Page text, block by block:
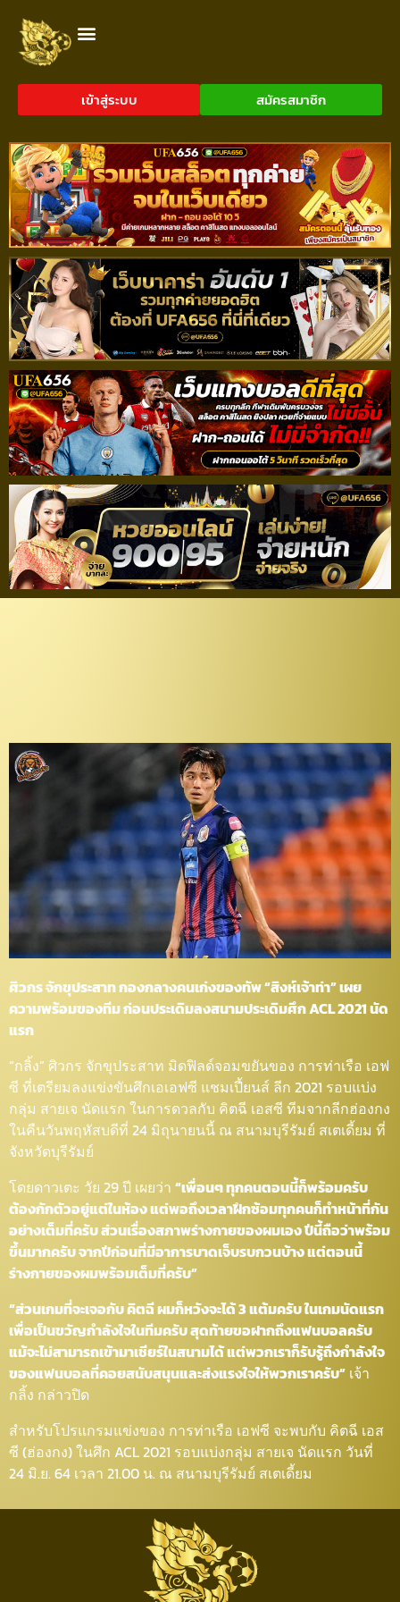
เข้าสู่ระบบ สมัครสมาชิก
ศิวกร จักขุประสาท กองกลางคนเก่งของทัพ “สิงห์เจ้าท่า” เผย
ความพร้อมของทีม ก่อนประเดิมลงสนามประเดิมศึก ACL 2021 นัด
แรก
“กลิ้ง” ศิวกร จักขุประสาท มิดฟิลด์จอมขยันของ การท่าเรือ เอฟ
ซี ที่เตรียมลงแข่งขันศึกเอเอฟซี แชมเปี้ยนส์ ลีก 2021 รอบแบ่ง
กลุ่ม สายเจ นัดแรก ในการดวลกับ คิตฉี เอสซี ทีมจากลีกฮ่องกง
ในคืนวันพฤหัสบดีที่ 24 มิถุนายนนี้ ณ สนามบุรีรัมย์ สเตเดี้ยม ที่
จังหวัดบุรีรัมย์
โดยดาวเตะ วัย 29 ปี เผยว่า “เพื่อนๆ ทุกคนตอนนี้ก็พร้อมครับ
ต้องกักตัวอยู่แต่ในห้อง แต่พอถึงเวลาฝึกซ้อมทุกคนก็ทำหน้าที่กัน
อย่างเต็มที่ครับ ส่วนเรื่องสภาพร่างกายของผมเอง ปีนี้ถือว่าพร้อม
ขึ้นมากครับ จากปีก่อนที่มีอาการบาดเจ็บรบกวนบ้าง แต่ตอนนี้
ร่างกายของผมพร้อมเต็มที่ครับ”
“ส่วนเกมที่จะเจอกับ คิตฉี ผมก็หวังจะได้ 3 แต้มครับ ในเกมนัดแรก
เพื่อเป็นขวัญกำลังใจในทีมครับ สุดท้ายขอฝากถึงแฟนบอลครับ
แม้จะไม่สามารถเข้ามาเชียร์ในสนามได้ แต่พวกเราก็รับรู้ถึงกำลังใจ
ของแฟนบอลที่คอยสนับสนุนและส่งแรงใจให้พวกเราครับ” เจ้า
กลิ้ง กล่าวปิด
สำหรับโปรแกรมแข่งของ การท่าเรือ เอฟซี จะพบกับ คิตฉี เอส
ซี (ฮ่องกง) ในศึก ACL 2021 รอบแบ่งกลุ่ม สายเจ นัดแรก วันที่
24 มิ.ย. 64 เวลา 21.00 น. ณ สนามบุรีรัมย์ สเตเดี้ยม